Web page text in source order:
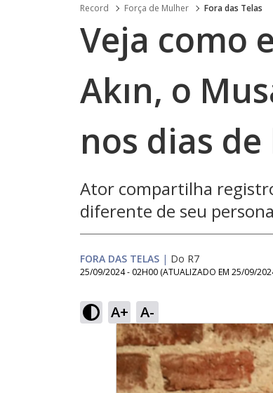
Record Força de Mulher Fora das Telas
Veja como
Akın, o
nos dias
Ator compartilha
diferente de seu
FORA DAS TELAS | Do R7
25/09/2024 - 02H00 (ATUALIZADO EM 25/09/
A+ A-